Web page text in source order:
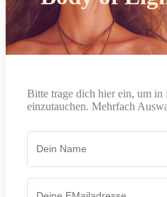
Bitte trage dich hier ein, um in
einzutauchen. Mehrfach